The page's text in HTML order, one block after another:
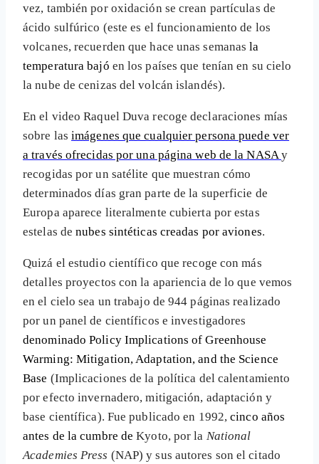
vez, también por oxidación se crean partículas de
ácido sulfúrico (este es el funcionamiento de los
volcanes, recuerden que hace unas semanasla
temperatura bajó en los países que tenían en su cielo
la nube de cenizas del volcán islandés).
En el video Raquel Duva recoge declaraciones mías
sobre lasimágenes que cualquier persona puede ver
a través ofrecidas por una página web de la NASA y
recogidas por un satélite que muestran cómo
determinados días gran parte de la superficie de
Europa aparece literalmente cubierta por estas
estelas denubes sintéticas creadas por aviones.
Quizá el estudio científico que recoge con más
detalles proyectos con la apariencia de lo que vemos
en el cielo sea un trabajo de 944 páginas realizado
por un panel de científicos e investigadores
denominado Policy Implications of Greenhouse
Warming: Mitigation, Adaptation, and the Science
Base (Implicaciones de la política del calentamiento
por efecto invernadero, mitigación, adaptación y
base científica). Fue publicado en 1992,cinco años
antes de la cumbre deKyoto, por la National
Academies Press (NAP) y sus autores son el citado